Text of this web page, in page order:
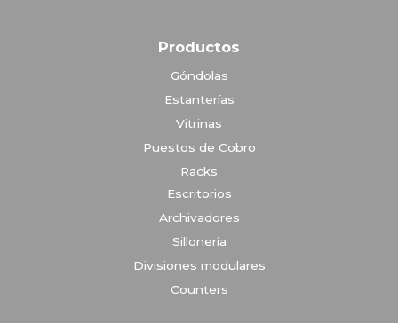
Productos
Góndolas
Estanterías
Vitrinas
Puestos de Cobro
Racks
Escritorios
Archivadores
Sillonería
Divisiones modulares
Counters